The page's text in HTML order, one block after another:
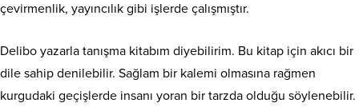
çevirmenlik, yayıncılık gibi işlerde çalışmıştır.
Delibo yazarla tanışma kitabım diyebilirim. Bu kitap için akıcı bir
dile sahip denilebilir. Sağlam bir kalemi olmasına rağmen
kurgudaki geçişlerde insanı yoran bir tarzda olduğu söylenebilir.